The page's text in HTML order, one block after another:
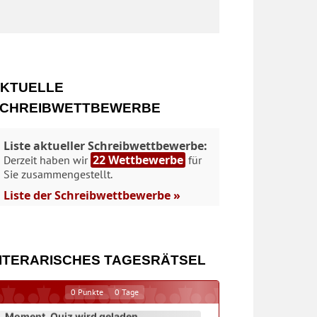
Liste aktueller Schreibwettbewerbe:
Derzeit haben wir 22 Wettbewerbe für
Sie zusammengestellt.
Liste der Schreibwettbewerbe »
TAGESRÄTSEL
0 Punkte 0 Tage